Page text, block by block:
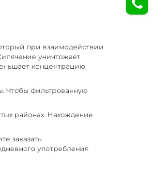
при взаимодействии
уничтожает
концентрацию
Чтобы фильтрованную
районах. Нахождение
заказать
употребления